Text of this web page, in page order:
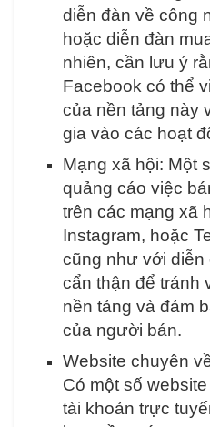
diễn đàn về công
hoặc diễn đàn
nhiên, cần lưu ý
Facebook có thể
của nền tảng này
gia vào các hoạt
Mạng xã hội: Một
quảng cáo việc
trên các mạng xã
Instagram, hoặc
cũng như với diễn
cẩn thận để tránh
nền tảng và đảm
của người bán.
Website chuyên
Có một số
tài khoản trực